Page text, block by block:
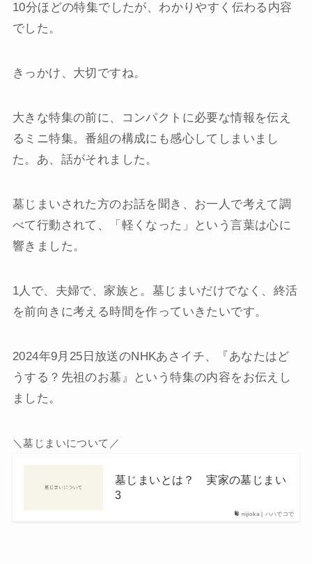
10分ほどの特集でしたが、わかりやすく伝わる内容
でした。
きっかけ、大切ですね。
大きな特集の前に、コンパクトに必要な情報を伝え
るミニ特集。番組の構成にも感心してしまいまし
た。あ、話がそれました。
墓じまいされた方のお話を聞き、お一人で考えて調
べて行動されて、「軽くなった」という言葉は心に
響きました。
1人で、夫婦で、家族と。墓じまいだけでなく、終活
を前向きに考える時間を作っていきたいです。
2024年9月25日放送のNHKあさイチ、『あなたはど
うする？先祖のお墓』という特集の内容をお伝えし
ました。
＼墓じまいについて／
nijioka | ハハでコで
墓じまいとは？ 実家の墓じまい
3